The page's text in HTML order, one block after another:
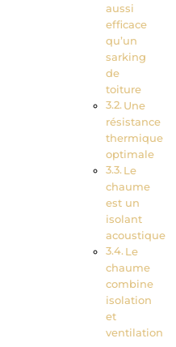
aussi
efficace
qu’un
sarking
de
toiture
Une
résistance
thermique
optimale
Le
chaume
est un
isolant
acoustique
Le
chaume
combine
isolation
et
ventilation